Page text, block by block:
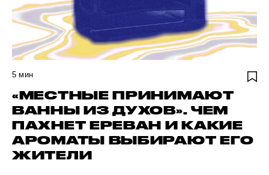
5 мин
«МЕСТНЫЕ ПРИНИМАЮТ
ВАННЫ ИЗ ДУХОВ». ЧЕМ
ПАХНЕТ ЕРЕВАН И КАКИЕ
АРОМАТЫ ВЫБИРАЮТ ЕГО
ЖИТЕЛИ